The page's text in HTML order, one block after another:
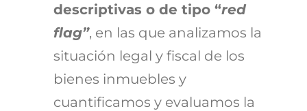
descriptivas o de tipo “red
flag”, en las que analizamos la
situación legal y fiscal de los
bienes inmuebles y
cuantificamos y evaluamos la